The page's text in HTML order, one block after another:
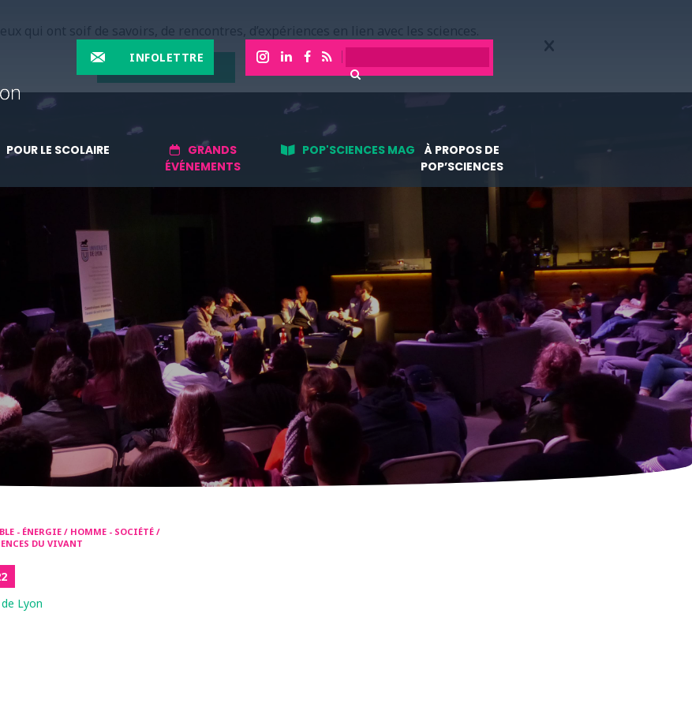
qui ont soif de savoirs, de rencontres, d’expériences en lien avec les sciences.
INFOLETTRE
POUR LE SCOLAIRE
GRANDS
ÉVÉNEMENTS
POP'SCIENCES MAG
À PROPOS DE
POP’SCIENCES
- ÉNERGIE / HOMME - SOCIÉTÉ /
DU VIVANT
Lyon